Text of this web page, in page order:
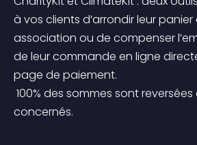
à vos clients d’arrondir leur
association ou de compenser
de leur commande en ligne
page de paiement.
concernés.